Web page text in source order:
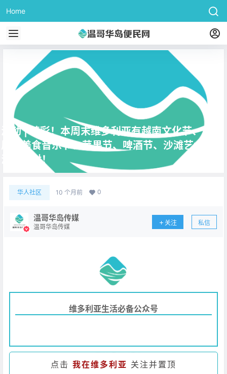
Home
活动 | 精彩！本周末维多利亚有越南文化节、玩具
展、美食音乐节、苹果节、啤酒节、沙滩艺术节、
滑冰派对！
华人社区 10 个月前 0
温哥华岛传媒
温哥华岛传媒
关注 私信
维多利亚生活必备公众号
点击 我在维多利亚 关注并置顶